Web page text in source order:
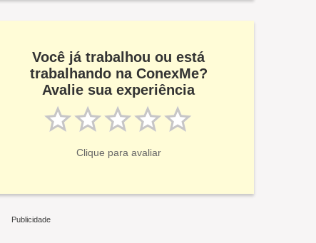
Você já trabalhou ou está
trabalhando na ConexMe?
Avalie sua experiência
Clique para avaliar